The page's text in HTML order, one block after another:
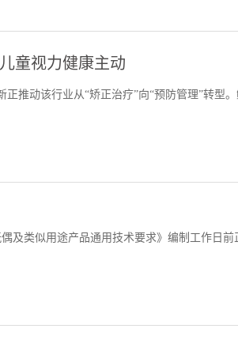
童视力健康主动
推动该行业从“矫正治疗”向“预防管理”转型。
及类似用途产品通用技术要求》编制工作日前